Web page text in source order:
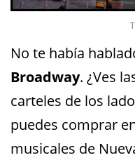
No te había
Broadway. ¿Ves
carteles de los
puedes comprar
musicales de